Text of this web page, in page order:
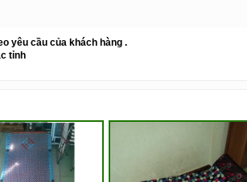
yêu cầu của khách hàng .
tỉnh